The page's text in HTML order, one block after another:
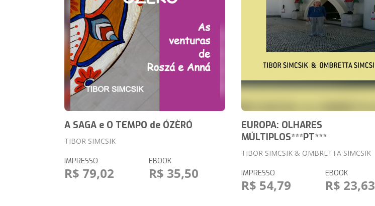
A SAGA e O TEMPO de ÓZÈRÓ
TIBOR SIMCSIK
IMPRESSO
R$ 79,02
EBOOK
R$ 35,50
EUROPA: OLHARES
MÚLTIPLOS***PT***
TIBOR SIMCSIK & OMBRETTA SIMCSIK
IMPRESSO
R$ 54,79
EBOOK
R$ 23,63